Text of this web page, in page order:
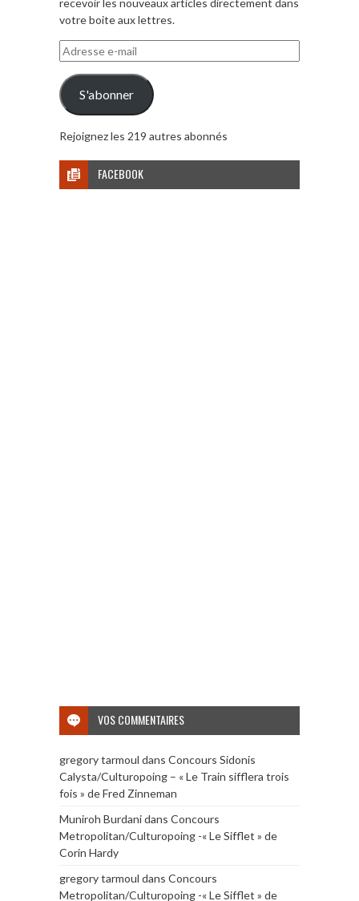
votre boite aux lettres.
Adresse
e-
mail
S'abonner
Rejoignez les 219 autres abonnés
FACEBOOK
VOS COMMENTAIRES
gregory tarmoul dans Concours Sidonis
Calysta/Culturopoing – « Le Train sifflera trois
fois » de Fred Zinneman
Muniroh Burdanidans Concours
Metropolitan/Culturopoing -« Le Sifflet » de
Corin Hardy
gregory tarmoul dans Concours
Metropolitan/Culturopoing -« Le Sifflet » de